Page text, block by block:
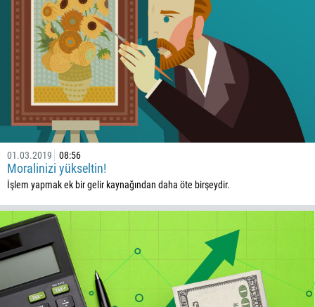
01.03.2019 08:56
Moralinizi yükseltin!
İşlem yapmak ek bir gelir kaynağından daha öte birşeydir.
374
297
61
994
1242
973
880
1246
375
229
1441
BENI GERI ARA